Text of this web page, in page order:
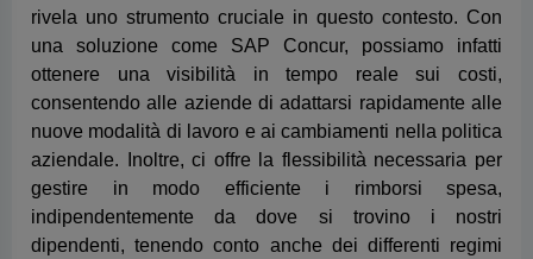
indipendentemente da dove si trovino i nostri
dipendenti, tenendo conto anche dei differenti regimi
fiscali. La combinazione di controllo dei costi e agilità è
fondamentale per garantire che le aziende rimangano
competitive e reattive alle sfide in evoluzione del mondo
del lavoro".Andrea PiccinelliHead of SAP Concur,
Italy, Malta and Greece.
Definizione di "Working from Anywhere": con “lavorare da